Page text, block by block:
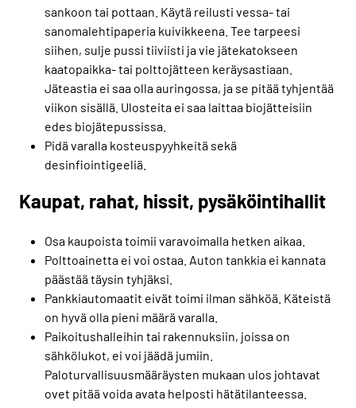
sankoon tai pottaan. Käytä reilusti vessa- tai
sanomalehtipaperia kuivikkeena. Tee tarpeesi
siihen, sulje pussi tiiviisti ja vie jätekatokseen
kaatopaikka- tai polttojätteen keräysastiaan.
Jäteastia ei saa olla auringossa, ja se pitää tyhjentää
viikon sisällä. Ulosteita ei saa laittaa biojätteisiin
edes biojätepussissa.
Pidä varalla kosteuspyyhkeitä sekä
desinfiointigeeliä.
Kaupat, rahat, hissit, pysäköintihallit
Osa kaupoista toimii varavoimalla hetken aikaa.
Polttoainetta ei voi ostaa. Auton tankkia ei kannata
päästää täysin tyhjäksi.
Pankkiautomaatit eivät toimi ilman sähköä. Käteistä
on hyvä olla pieni määrä varalla.
Paikoitushalleihin tai rakennuksiin, joissa on
sähkölukot, ei voi jäädä jumiin.
Paloturvallisuusmääräysten mukaan ulos johtavat
ovet pitää voida avata helposti hätätilanteessa.